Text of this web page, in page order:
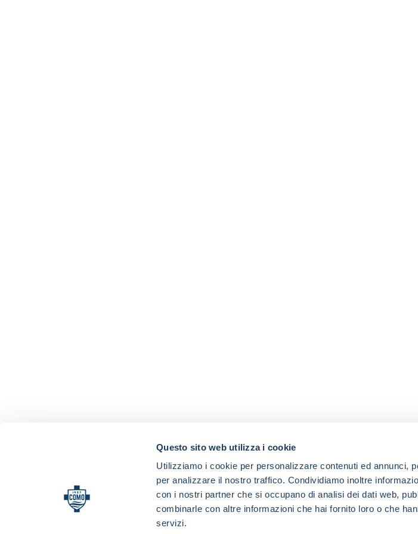
Questo sito web utilizza i cookie
Utilizziamo i cookie per personalizzare contenuti ed annunci,
per analizzare il nostro traffico. Condividiamo inoltre
con i nostri partner che si occupano di analisi dei dati web,
combinarle con altre informazioni che hai fornito loro o che
servizi.